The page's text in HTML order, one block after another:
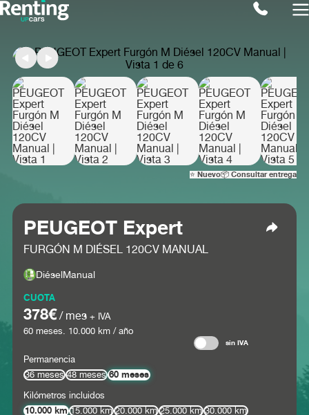
⭐ Nuevo📦 Consultar entrega
PEUGEOT Expert
FURGÓN M DIÉSEL 120CV MANUAL
DiéselManual
CUOTA
378€/ mes + IVA
60meses. 10.000km / año
sin IVA
Permanencia
36 meses
48 meses 60 meses
Kilómetros incluidos
10.000 km 15.000 km 20.000 km 25.000 km
30.000 km